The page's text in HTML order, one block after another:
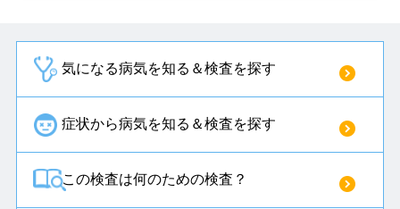
気になる病気を知る＆検査を探す
症状から病気を知る＆検査を探す
この検査は何のための検査？